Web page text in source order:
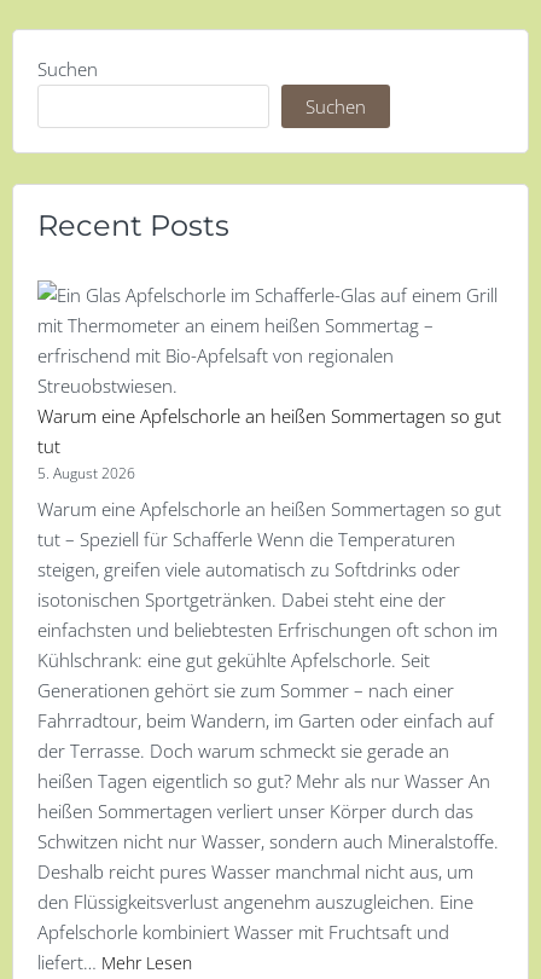
Suchen
Suchen
Recent Posts
Warum eine Apfelschorle an heißen Sommertagen so gut
tut
5. August 2026
Warum eine Apfelschorle an heißen Sommertagen so gut
tut – Speziell für Schafferle Wenn die Temperaturen
steigen, greifen viele automatisch zu Softdrinks oder
isotonischen Sportgetränken. Dabei steht eine der
einfachsten und beliebtesten Erfrischungen oft schon im
Kühlschrank: eine gut gekühlte Apfelschorle. Seit
Generationen gehört sie zum Sommer – nach einer
Fahrradtour, beim Wandern, im Garten oder einfach auf
der Terrasse. Doch warum schmeckt sie gerade an
heißen Tagen eigentlich so gut? Mehr als nur Wasser An
heißen Sommertagen verliert unser Körper durch das
Schwitzen nicht nur Wasser, sondern auch Mineralstoffe.
Deshalb reicht pures Wasser manchmal nicht aus, um
den Flüssigkeitsverlust angenehm auszugleichen. Eine
Apfelschorle kombiniert Wasser mit Fruchtsaft und
liefert… Mehr Lesen